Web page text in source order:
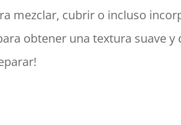
mezclar, cubrir o incluso
obtener una textura suave y